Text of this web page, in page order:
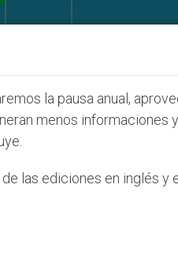
la pausa anual,
menos informaciones
las ediciones en inglés y